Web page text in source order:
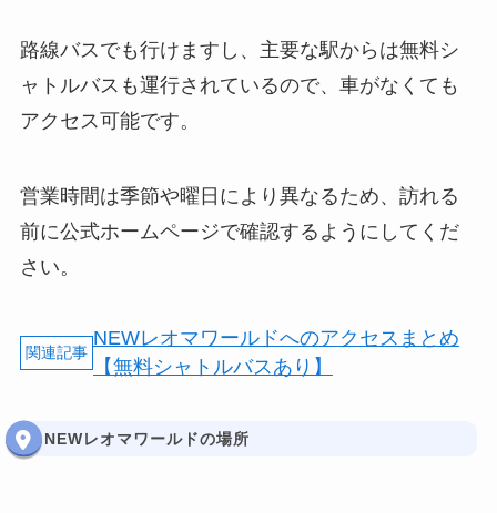
路線バスでも行けますし、主要な駅からは無料シ
ャトルバスも運行されているので、車がなくても
アクセス可能です。
営業時間は季節や曜日により異なるため、訪れる
前に公式ホームページで確認するようにしてくだ
さい。
NEWレオマワールドへのアクセスまとめ
【無料シャトルバスあり】
NEWレオマワールドの場所